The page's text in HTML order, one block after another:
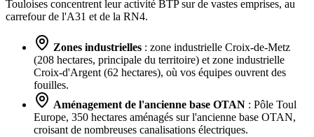
Touloises concentrent leur activité BTP sur de vastes emprises, au
carrefour de l'A31 et de la RN4.
Zones industrielles : zone industrielle Croix-de-Metz
(208 hectares, principale du territoire) et zone industrielle
Croix-d'Argent (62 hectares), où vos équipes ouvrent des
fouilles.
Aménagement de l'ancienne base OTAN : Pôle Toul
Europe, 350 hectares aménagés sur l'ancienne base OTAN,
croisant de nombreuses canalisations électriques.